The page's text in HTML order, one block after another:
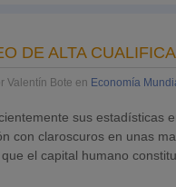
DE ALTA
Valentín Bote en Economía
sus estadísticas
con claroscuros en unas
el capital humano